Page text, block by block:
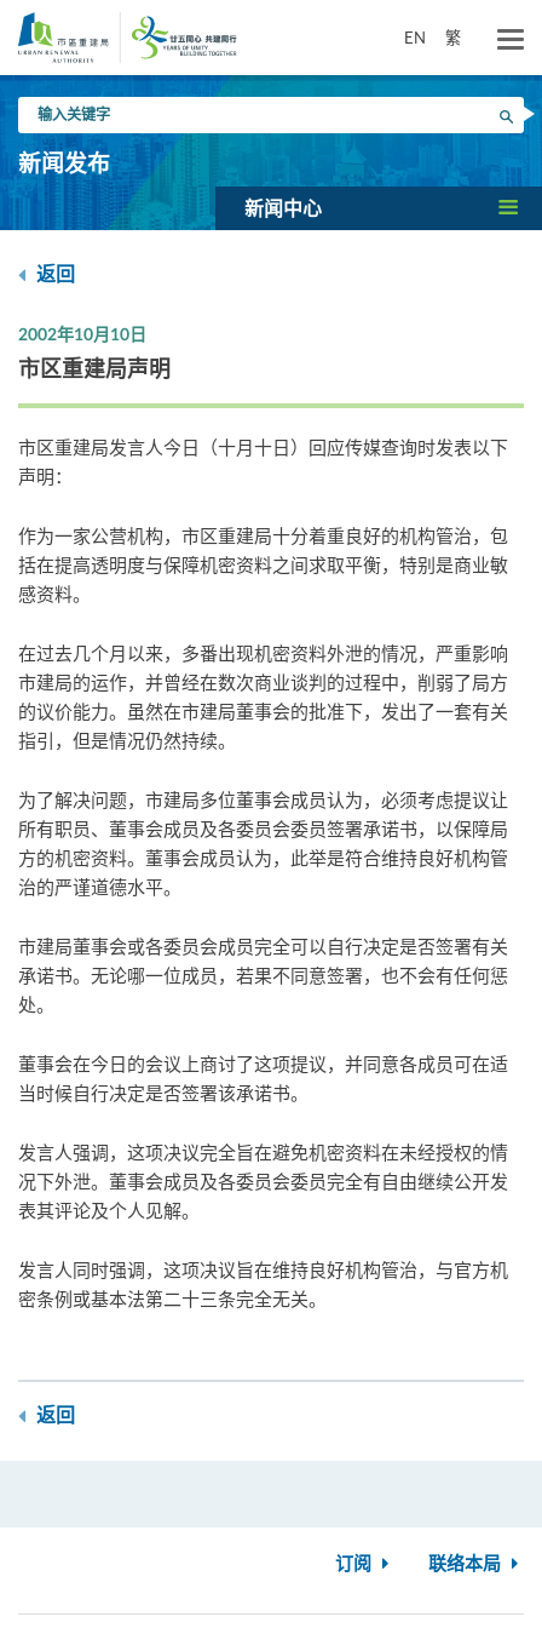
要
EN 繁
入
关
键
搜寻
新闻发布
新闻中心
返回
2002年10月10日
市区重建局声明
市区重建局发言人今日（十月十日）回应传媒查询时发表以下
声明：
作为一家公营机构，市区重建局十分着重良好的机构管治，包
括在提高透明度与保障机密资料之间求取平衡，特别是商业敏
感资料。
在过去几个月以来，多番出现机密资料外泄的情况，严重影响
市建局的运作，并曾经在数次商业谈判的过程中，削弱了局方
的议价能力。虽然在市建局董事会的批准下，发出了一套有关
指引，但是情况仍然持续。
为了解决问题，市建局多位董事会成员认为，必须考虑提议让
所有职员、董事会成员及各委员会委员签署承诺书，以保障局
方的机密资料。董事会成员认为，此举是符合维持良好机构管
治的严谨道德水平。
市建局董事会或各委员会成员完全可以自行决定是否签署有关
承诺书。无论哪一位成员，若果不同意签署，也不会有任何惩
处。
董事会在今日的会议上商讨了这项提议，并同意各成员可在适
当时候自行决定是否签署该承诺书。
发言人强调，这项决议完全旨在避免机密资料在未经授权的情
况下外泄。董事会成员及各委员会委员完全有自由继续公开发
表其评论及个人见解。
发言人同时强调，这项决议旨在维持良好机构管治，与官方机
密条例或基本法第二十三条完全无关。
返回
订阅 联络本局